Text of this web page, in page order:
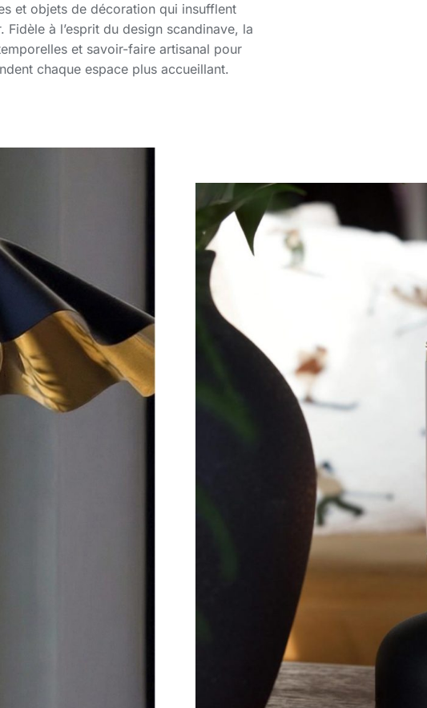
et objets de décoration qui insufflent
à l’esprit du design scandinave, la
et savoir-faire artisanal pour
chaque espace plus accueillant.